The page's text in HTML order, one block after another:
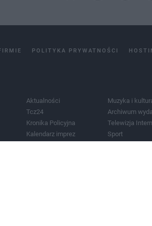
POLITYKA PRYWATNOŚCI
Aktualności
Tcz24
Kronika Policyjna
Kalendarz imprez
Muzyka i
Archiwum
Telewizja
Sport